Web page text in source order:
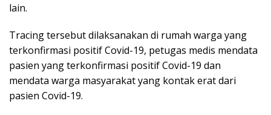
lain.
Tracing tersebut dilaksanakan di rumah warga yang
terkonfirmasi positif Covid-19, petugas medis mendata
pasien yang terkonfirmasi positif Covid-19 dan
mendata warga masyarakat yang kontak erat dari
pasien Covid-19.